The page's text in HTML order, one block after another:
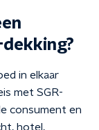
in elkaar
met SGR-
consument en
hotel,